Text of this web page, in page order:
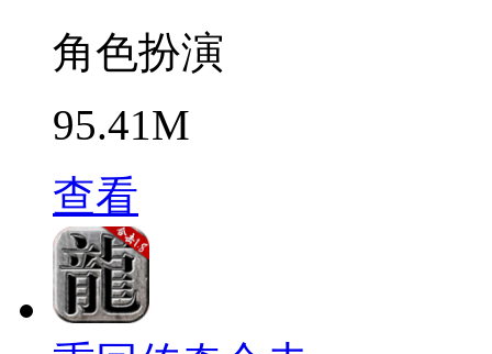
角色扮演
95.41M
查看